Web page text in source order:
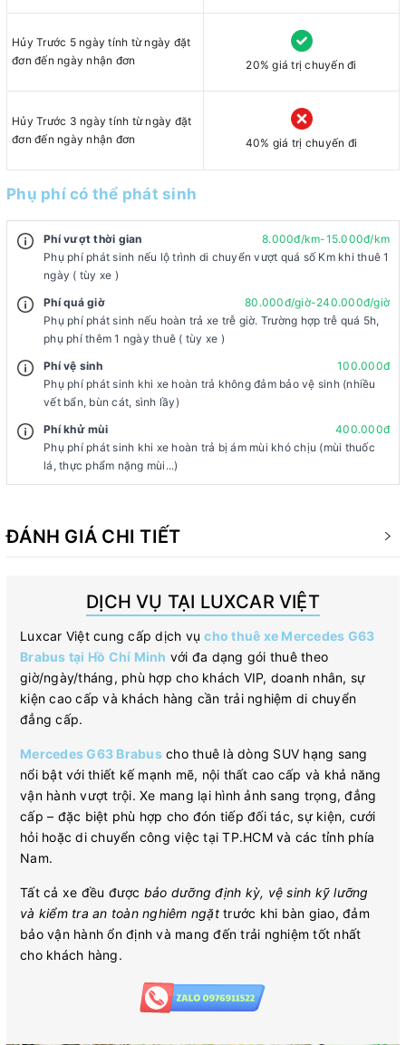
Hủy Trước 5 ngày tính từ ngày đặt
đơn đến ngày nhận đơn
20% giá trị chuyến đi
Hủy Trước 3 ngày tính từ ngày đặt
đơn đến ngày nhận đơn
40% giá trị chuyến đi
Phụ phí có thể phát sinh
Phí vượt thời gian
8.000đ/km-15.000đ/km
Phụ phí phát sinh nếu lộ trình di chuyển vượt quá số Km khi thuê 1
ngày ( tùy xe )
Phí quá giờ
80.000đ/giờ-240.000đ/giờ
Phụ phí phát sinh nếu hoàn trả xe trễ giờ. Trường hợp trễ quá 5h,
phụ phí thêm 1 ngày thuê ( tùy xe )
Phí vệ sinh
100.000đ
Phụ phí phát sinh khi xe hoàn trả không đảm bảo vệ sinh (nhiều
vết bẩn, bùn cát, sình lầy)
Phí khử mùi
400.000đ
Phụ phí phát sinh khi xe hoàn trả bị ám mùi khó chịu (mùi thuốc
lá, thực phẩm nặng mùi...)
ĐÁNH GIÁ CHI TIẾT
DỊCH VỤ TẠI LUXCAR VIỆT
Luxcar Việt cung cấp dịch vụcho thuê xe Mercedes G63
Brabus tại Hồ Chí Minh với đa dạng gói thuê theo
giờ/ngày/tháng, phù hợp cho khách VIP, doanh nhân, sự
kiện cao cấp và khách hàng cần trải nghiệm di chuyển
đẳng cấp.
Mercedes G63 Brabuscho thuê là dòng SUV hạng sang
nổi bật với thiết kế mạnh mẽ, nội thất cao cấp và khả năng
vận hành vượt trội. Xe mang lại hình ảnh sang trọng, đẳng
cấp – đặc biệt phù hợp cho đón tiếp đối tác, sự kiện, cưới
hỏi hoặc di chuyển công việc tại TP.HCM và các tỉnh phía
Nam.
Tất cả xe đều được bảo dưỡng định kỳ, vệ sinh kỹ lưỡng
và kiểm tra an toàn nghiêm ngặttrước khi bàn giao, đảm
bảo vận hành ổn định và mang đến trải nghiệm tốt nhất
cho khách hàng.